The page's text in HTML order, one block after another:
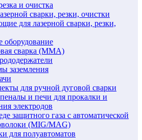
и очистка
сварки, резки, очистки
для лазерной сварки, резки,
оборудование
сварка (MMA)
заземления
для ручной дуговой сварки
и печи для прокалки и
электродов
защитного газа с автоматической
(MIG/MAG)
для полуавтоматов